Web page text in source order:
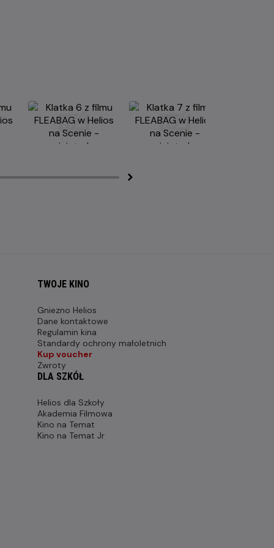
TWOJE KINO
Gniezno Helios
Dane kontaktowe
Regulamin kina
Standardy ochrony małoletnich
Kup voucher
Zwroty
DLA SZKÓŁ
Helios dla Szkoły
Akademia Filmowa
Kino na Temat
Kino na Temat Jr